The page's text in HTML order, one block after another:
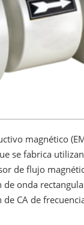
magnético
se fabrica
de flujo
onda
de CA de